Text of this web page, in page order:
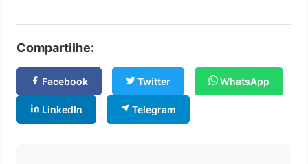
Compartilhe:
Facebook Twitter WhatsApp
LinkedIn Telegram